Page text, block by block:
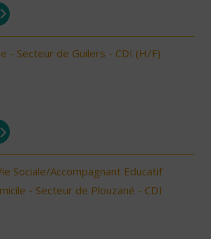
- Secteur de Guilers - CDI (H/F)
Sociale/Accompagnant Educatif
- Secteur de Plouzané - CDI